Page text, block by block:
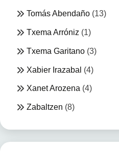
Tomás Abendaño (13)
Txema Arróniz (1)
Txema Garitano (3)
Xabier Irazabal (4)
Xanet Arozena (4)
Zabaltzen (8)